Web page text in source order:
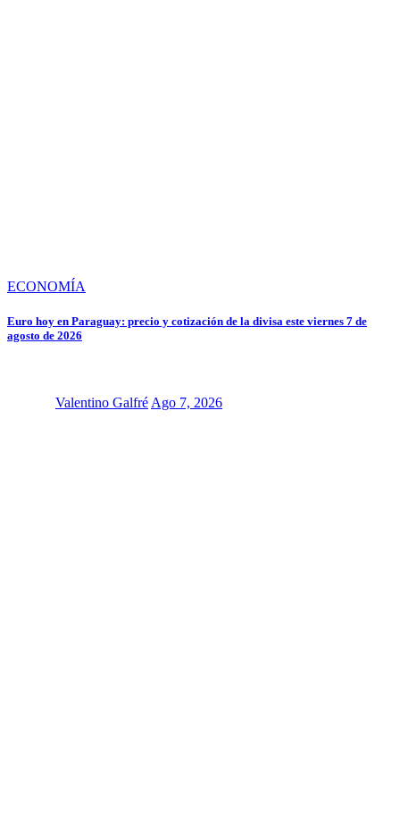
ECONOMÍA
Euro hoy en Paraguay: precio y cotización de la divisa este viernes 7 de
agosto de 2026
Valentino Galfré Ago 7, 2026